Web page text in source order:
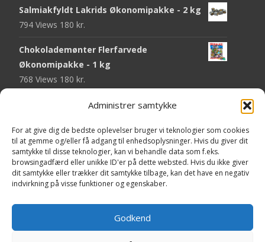
Administrer samtykke
For at give dig de bedste oplevelser bruger vi teknologier som cookies
til at gemme og/eller få adgang til enhedsoplysninger. Hvis du giver dit
samtykke til disse teknologier, kan vi behandle data som f.eks.
browsingadfærd eller unikke ID'er på dette websted. Hvis du ikke giver
dit samtykke eller trækker dit samtykke tilbage, kan det have en negativ
indvirkning på visse funktioner og egenskaber.
Godkend
Salmiakfyldt Lakrids Økonomipakke - 2 kg
794 Views 180 kr.
Chokolademønter Flerfarvede
Økonomipakke - 1 kg
768 Views 180 kr.
Malaco Stjerner Lakrids - 92 gram
Pringles Hot & Spicy - 165 gram
743 Views40 kr.
Fini Krudttønder Tyggegummi